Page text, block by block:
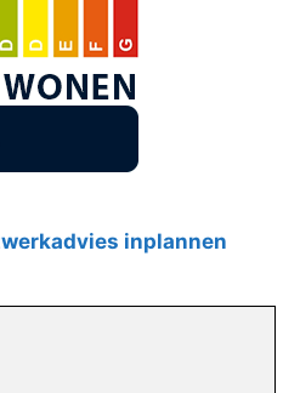
inplannen